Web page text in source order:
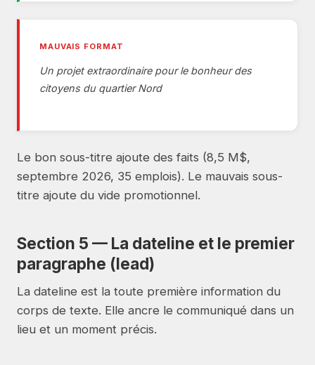
MAUVAIS FORMAT
Un projet extraordinaire pour le bonheur des
citoyens du quartier Nord
Le bon sous-titre ajoute des faits (8,5 M$,
septembre 2026, 35 emplois). Le mauvais sous-
titre ajoute du vide promotionnel.
Section 5 — La dateline et le premier
paragraphe (lead)
La dateline est la toute première information du
corps de texte. Elle ancre le communiqué dans un
lieu et un moment précis.